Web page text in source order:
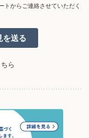
トからご連絡させていただく
ら